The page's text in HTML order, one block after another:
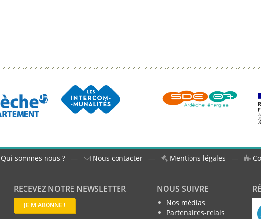
Qui sommes nous ? — Nous contacter — Mentions légales —
RECEVEZ NOTRE NEWSLETTER
JE M'ABONNE !
NOUS SUIVRE
Nos médias
Partenaires-relais